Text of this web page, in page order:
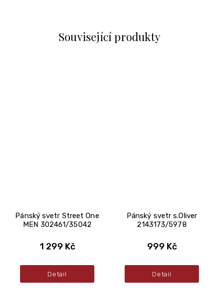
Související produkty
Pánský svetr Street One
MEN 302461/35042
1 299 Kč
Detail
Pánský svetr s.Oliver
2143173/5978
999 Kč
Detail